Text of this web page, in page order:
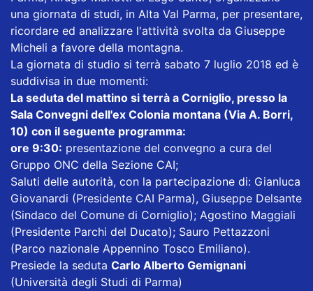
una giornata di studi, in Alta Val Parma, per presentare,
ricordare ed analizzare l'attività svolta da Giuseppe
Micheli a favore della montagna.
La giornata di studio si terrà sabato 7 luglio 2018 ed è
suddivisa in due momenti:
La seduta del mattino si terrà a Corniglio, presso la
Sala Convegni dell'ex Colonia montana (Via A. Borri,
10) con il seguente programma:
ore 9:30: presentazione del convegno a cura del
Gruppo ONC della Sezione CAI;
Saluti delle autorità, con la partecipazione di: Gianluca
Giovanardi (Presidente CAI Parma), Giuseppe Delsante
(Sindaco del Comune di Corniglio); Agostino Maggiali
(Presidente Parchi del Ducato); Sauro Pettazzoni
(Parco nazionale Appennino Tosco Emiliano).
Presiede la seduta Carlo Alberto Gemignani
(Università degli Studi di Parma)